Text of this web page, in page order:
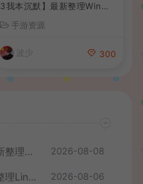
3我本沉默】最新整理Win系
服务端+安卓苹果PC三端+详
细搭建教程
手游资源
波少 300
三网H5游戏【萌斗三国H5】最新整理WIN系服务端+GM后台+详细搭建教程 2026-08-08
MT3换皮MH【天穹西游】最新整理Linux手工服务端+安卓苹果双端+GM后台+详细搭建教程+全套源码+视频教程 2026-08-06